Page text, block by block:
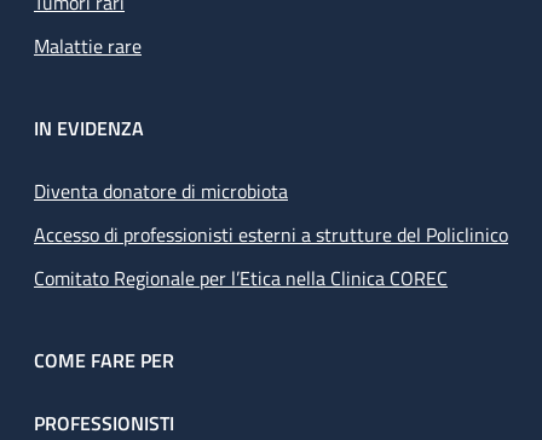
Malattie rare
IN EVIDENZA
Diventa donatore di microbiota
Accesso di professionisti esterni a strutture del Policlinico
Comitato Regionale per l’Etica nella Clinica COREC
COME FARE PER
PROFESSIONISTI